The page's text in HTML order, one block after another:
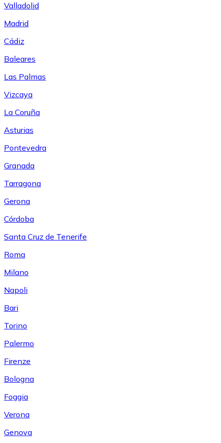
Valladolid
Madrid
Cádiz
Baleares
Las Palmas
Vizcaya
La Coruña
Asturias
Pontevedra
Granada
Tarragona
Gerona
Córdoba
Santa Cruz de Tenerife
Roma
Milano
Napoli
Bari
Torino
Palermo
Firenze
Bologna
Foggia
Verona
Genova